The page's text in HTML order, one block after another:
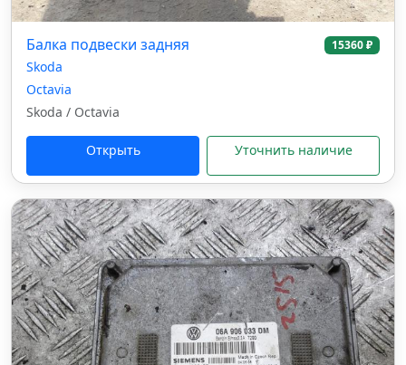
Балка подвески задняя 15360 ₽
Skoda
Octavia
Skoda / Octavia
Открыть Уточнить наличие